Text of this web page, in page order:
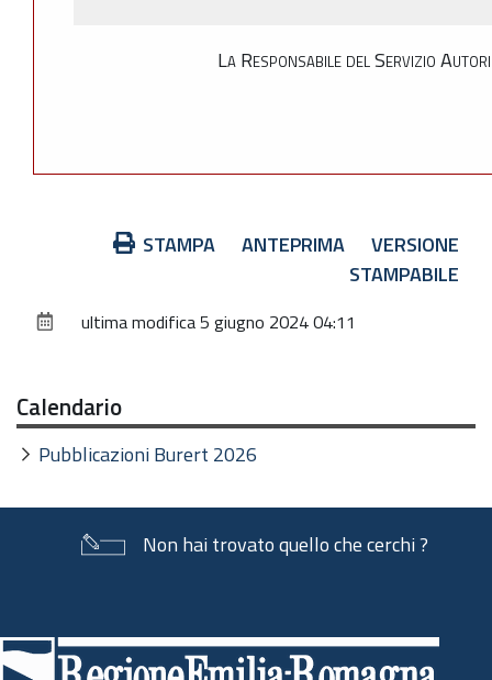
La Responsabile del Servizio
STAMPA ANTEPRIMA
VERSIONE
STAMPABILE
ultima modifica5 giugno 2024 04:11
Calendario
Pubblicazioni Burert 2026
Non hai trovato quello che cerchi ?
di